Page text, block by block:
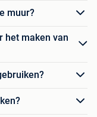
muur?
het maken van